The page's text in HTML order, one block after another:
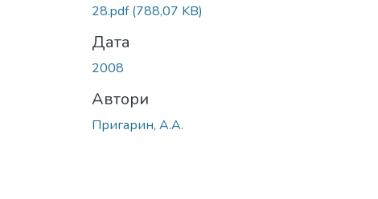
28.pdf(788,07 KB)
Дата
2008
Автори
Пригарин, А.А.